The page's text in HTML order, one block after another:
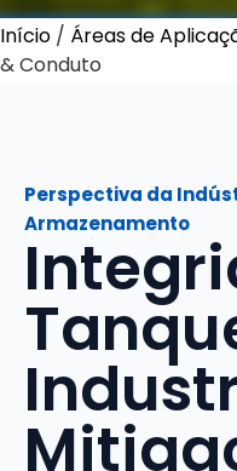
Início / Áreas de
& Conduto
Perspectiva da
Armazenamento